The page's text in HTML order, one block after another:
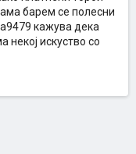
барем се полесни
кажува дека
некој искуство со